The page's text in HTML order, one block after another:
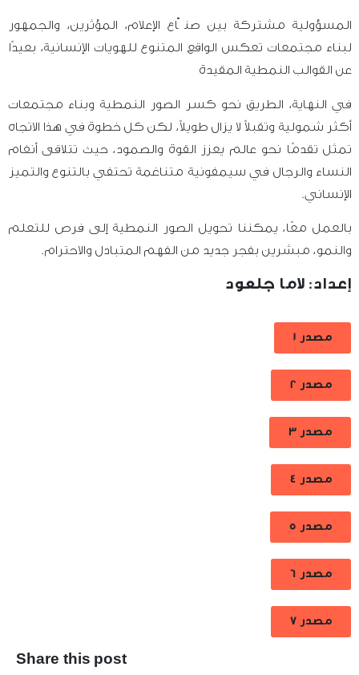
المسؤولية مشتركة بين صنّاع الإعلام، المؤثرين، والجمهور
لبناء مجتمعات تعكس الواقع المتنوع للهويات الإنسانية، بعيدًا
عن القوالب النمطية المقيدة
في النهاية، الطريق نحو كسر الصور النمطية وبناء مجتمعات
أكثر شمولية وتقبلاً لا يزال طويلاً، لكن كل خطوة في هذا الاتجاه
تمثل تقدمًا نحو عالم يعزز القوة والصمود، حيث تتلاقى أنغام
النساء والرجال في سيمفونية متناغمة تحتفي بالتنوع والتميز
الإنساني.
بالعمل معًا، يمكننا تحويل الصور النمطية إلى فرص للتعلم
والنمو، مبشرين بفجر جديد من الفهم المتبادل والاحترام.
إعداد: لاما جلعود
مصدر 1
مصدر 2
مصدر 3
مصدر 4
مصدر 5
مصدر 6
مصدر 7
Share this post